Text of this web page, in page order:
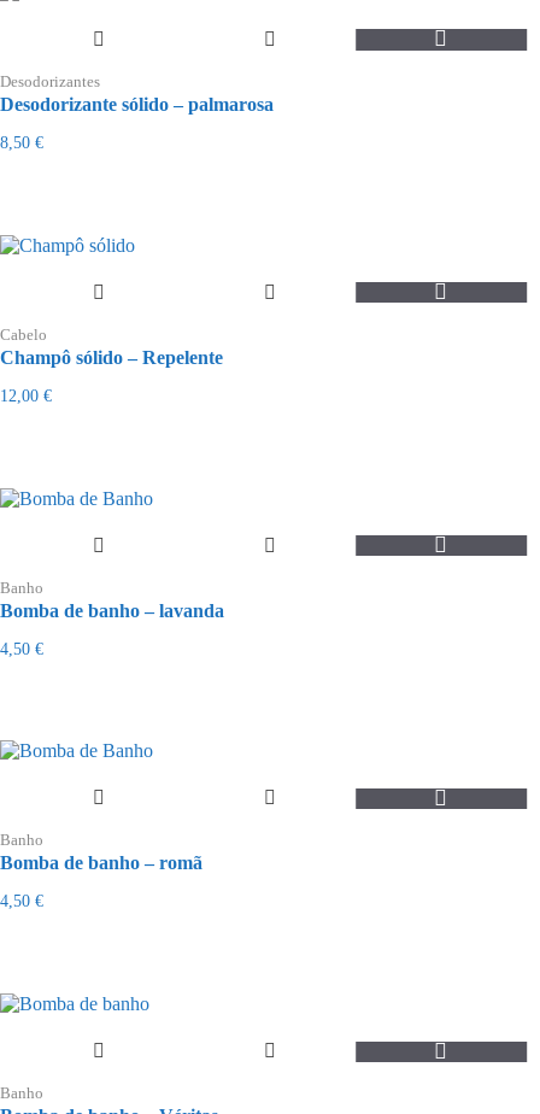
Desodorizantes
Desodorizante sólido – palmarosa
8,50 €
Cabelo
Champô sólido – Repelente
12,00 €
Banho
Bomba de banho – lavanda
4,50 €
Banho
Bomba de banho – romã
4,50 €
Banho